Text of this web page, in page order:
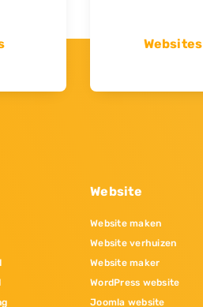
Websites
Website
Website maken
Website verhuizen
Website maker
WordPress website
Joomla website